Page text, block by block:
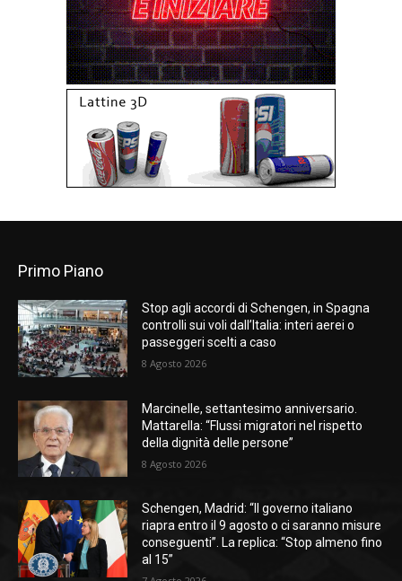
Primo Piano
Stop agli accordi di Schengen, in Spagna
controlli sui voli dall’Italia: interi aerei o
passeggeri scelti a caso
8 Agosto 2026
Marcinelle, settantesimo anniversario.
Mattarella: “Flussi migratori nel rispetto
della dignità delle persone”
8 Agosto 2026
Schengen, Madrid: “Il governo italiano
riapra entro il 9 agosto o ci saranno misure
conseguenti”. La replica: “Stop almeno fino
al 15”